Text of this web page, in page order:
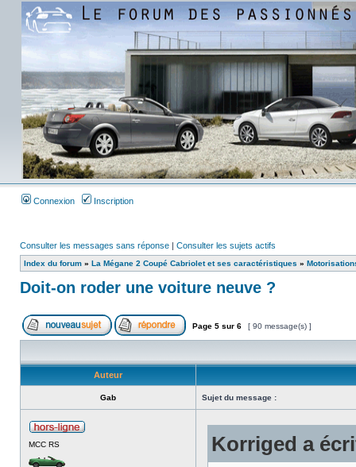
Connexion Inscription
Consulter les messages sans réponse | Consulter les sujets actifs
Index du forum » La Mégane 2 Coupé Cabriolet et ses caractéristiques »
Doit-on roder une voiture neuve ?
Page 5 sur 6 [ 90 message(s) ]
Auteur
Gab Sujet du message :
MCC RS Korriged a